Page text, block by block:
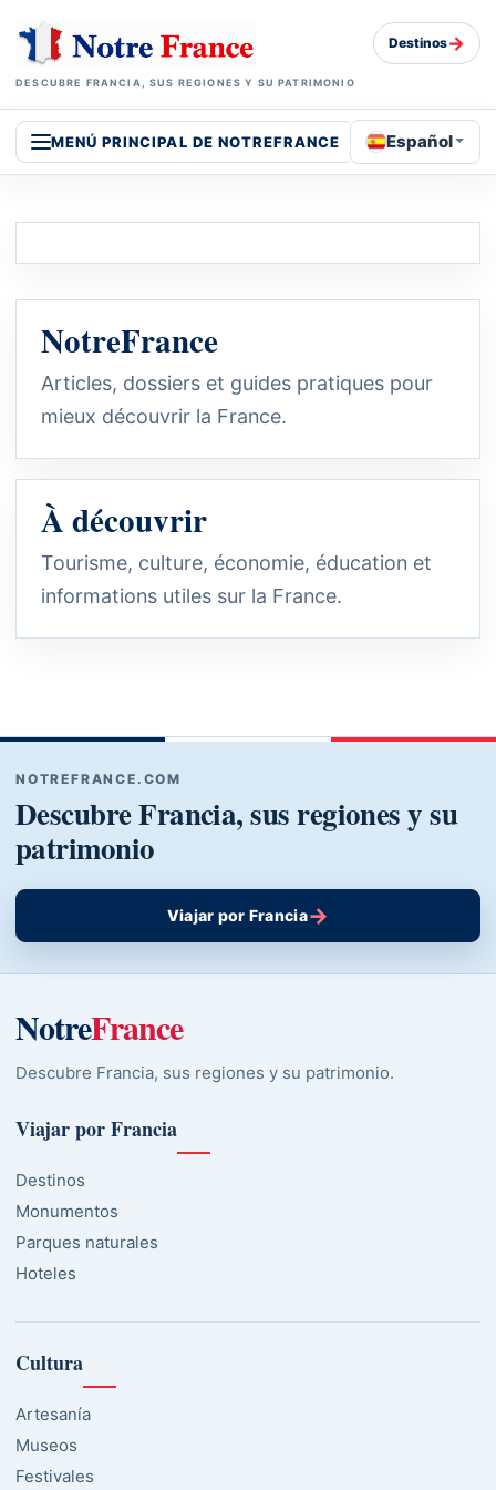
DESCUBRE FRANCIA, SUS REGIONES Y SU PATRIMONIO
Destinos→
MENÚ PRINCIPAL DE NOTREFRANCE Español
NotreFrance
Articles, dossiers et guides pratiques pour
mieux découvrir la France.
À découvrir
Tourisme, culture, économie, éducation et
informations utiles sur la France.
NOTREFRANCE.COM
Descubre Francia, sus regiones y su
patrimonio
Viajar por Francia→
NotreFrance
Descubre Francia, sus regiones y su patrimonio.
Viajar por Francia
Destinos
Monumentos
Parques naturales
Hoteles
Cultura
Artesanía
Museos
Festivales